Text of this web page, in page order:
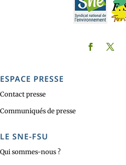
ESPACE PRESSE
Contact presse
Communiqués de presse
LE SNE-FSU
Qui sommes-nous ?